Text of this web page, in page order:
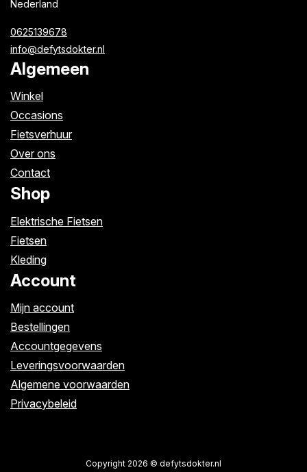
Nederland
0625139678
info@defytsdokter.nl
Algemeen
Winkel
Occasions
Fietsverhuur
Over ons
Contact
Shop
Elektrische Fietsen
Fietsen
Kleding
Account
Mijn account
Bestellingen
Accountgegevens
Leveringsvoorwaarden
Algemene voorwaarden
Privacybeleid
Copyright 2026 © defytsdokter.nl